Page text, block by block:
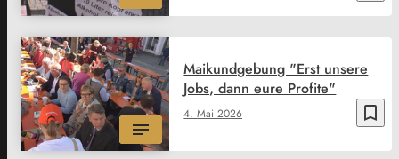
bookmark_border
4. Mai 2026
Maikundgebung "Erst unsere
Jobs, dann eure Profite"